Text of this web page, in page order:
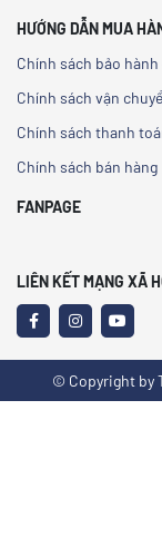
HƯỚNG DẪN MUA
Chính sách bảo
Chính sách vận
Chính sách thanh
Chính sách bán hàng
FANPAGE
LIÊN KẾT MẠNG XÃ
© Copyright by